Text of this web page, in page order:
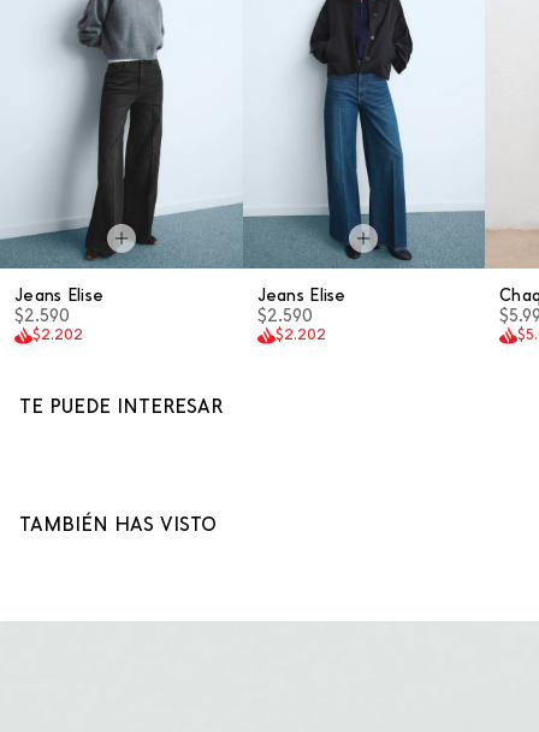
Jeans Elise
$2.590
$2.202
Jeans Elise
$2.590
$2.202
TE PUEDE INTERESAR
TAMBIÉN HAS VISTO